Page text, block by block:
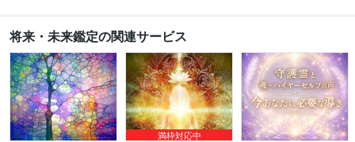
将来・未来鑑定の関連サービス
満枠対応中